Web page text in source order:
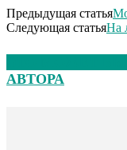
Предыдущая статья
Следующая статьяНа
АВТОРА